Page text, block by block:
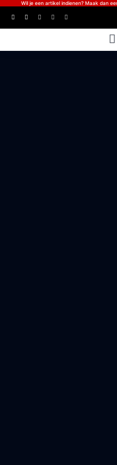
Wil je een artikel indienen? Maak dan